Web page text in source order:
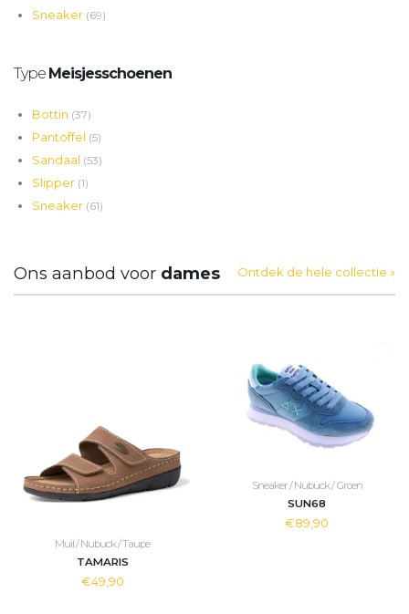
Sneaker (69)
Type Meisjesschoenen
Bottin (37)
Pantoffel (5)
Sandaal (53)
Slipper (1)
Sneaker (61)
Ons aanbod voor dames Ontdek de hele collectie »
Muil / Nubuck / Taupe
TAMARIS
€49,90
Sneaker / Nubuck / Groen
SUN68
€89,90